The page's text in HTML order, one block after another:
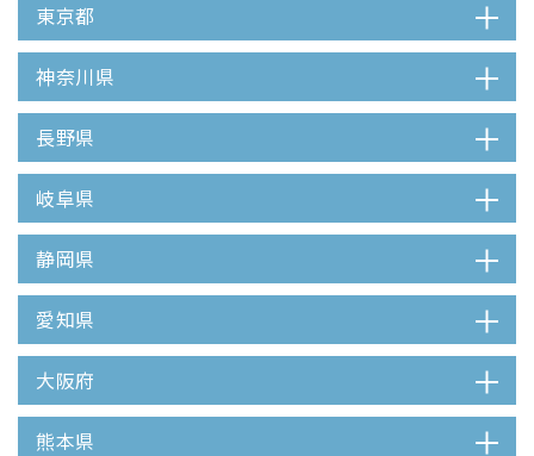
東京都
神奈川県
長野県
岐阜県
静岡県
愛知県
大阪府
熊本県